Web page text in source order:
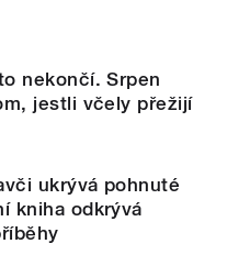
nekončí. Srpen
jestli včely přežijí
ukrývá pohnuté
kniha odkrývá